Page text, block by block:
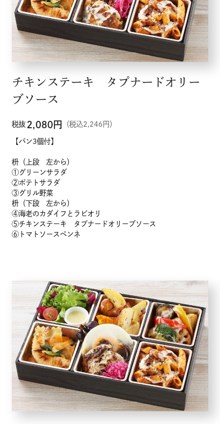
チキンステーキ タプナードオリー
ブソース
税抜 2,080円 （税込2,246円）
【パン3個付】
枡（上段 左から）
①グリーンサラダ
②ポテトサラダ
③グリル野菜
枡（下段 左から）
④海老のカダイフとラビオリ
⑤チキンステーキ タプナードオリーブソース
⑥トマトソースペンネ